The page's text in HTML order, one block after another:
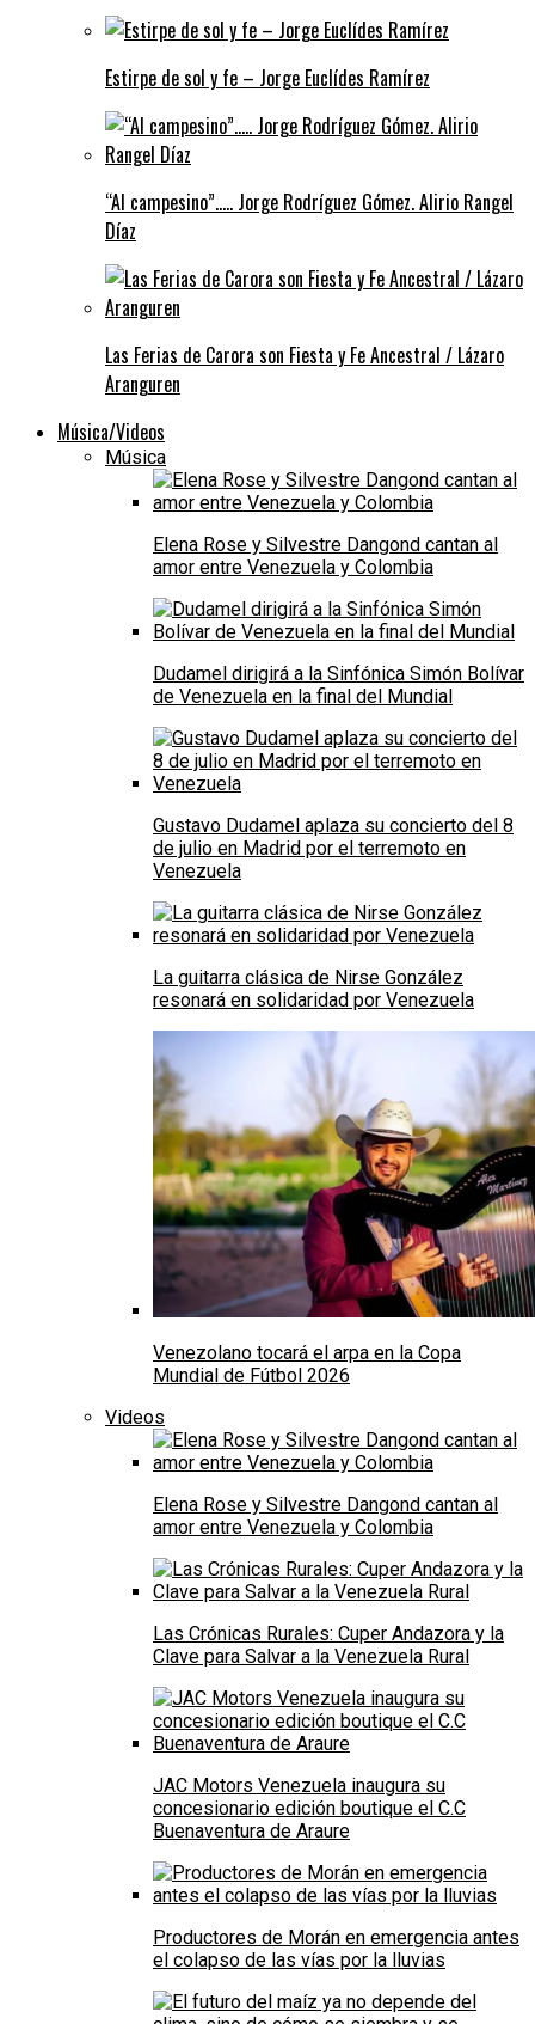
Estirpe de sol y fe – Jorge Euclídes Ramírez
“Al campesino”….. Jorge Rodríguez Gómez. Alirio Rangel
Díaz
Las Ferias de Carora son Fiesta y Fe Ancestral / Lázaro
Aranguren
Música/Videos
Música
Elena Rose y Silvestre Dangond cantan al
amor entre Venezuela y Colombia
Dudamel dirigirá a la Sinfónica Simón Bolívar
de Venezuela en la final del Mundial
Gustavo Dudamel aplaza su concierto del 8
de julio en Madrid por el terremoto en
Venezuela
La guitarra clásica de Nirse González
resonará en solidaridad por Venezuela
Venezolano tocará el arpa en la Copa
Mundial de Fútbol 2026
Videos
Elena Rose y Silvestre Dangond cantan al
amor entre Venezuela y Colombia
Las Crónicas Rurales: Cuper Andazora y la
Clave para Salvar a la Venezuela Rural
JAC Motors Venezuela inaugura su
concesionario edición boutique el C.C
Buenaventura de Araure
Productores de Morán en emergencia antes
el colapso de las vías por la lluvias